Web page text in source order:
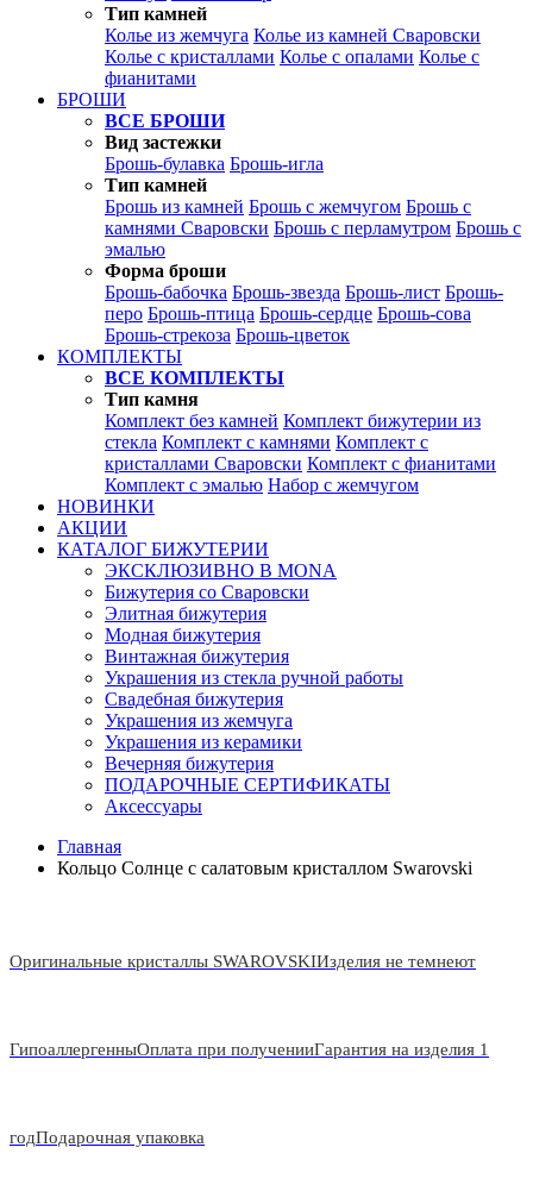
Тип камней
Колье из жемчуга Колье из камней Сваровски
Колье с кристаллами Колье с опалами Колье с
фианитами
БРОШИ
ВСЕ БРОШИ
Вид застежки
Брошь-булавка Брошь-игла
Тип камней
Брошь из камней Брошь с жемчугом Брошь с
камнями Сваровски Брошь с перламутром Брошь с
эмалью
Форма броши
Брошь-бабочка Брошь-звезда Брошь-лист Брошь-
перо Брошь-птица Брошь-сердце Брошь-сова
Брошь-стрекоза Брошь-цветок
КОМПЛЕКТЫ
ВСЕ КОМПЛЕКТЫ
Тип камня
Комплект без камней Комплект бижутерии из
стекла Комплект с камнями Комплект с
кристаллами Сваровски Комплект с фианитами
Комплект с эмалью Набор с жемчугом
НОВИНКИ
АКЦИИ
КАТАЛОГ БИЖУТЕРИИ
ЭКСКЛЮЗИВНО В MONA
Бижутерия со Сваровски
Элитная бижутерия
Модная бижутерия
Винтажная бижутерия
Украшения из стекла ручной работы
Свадебная бижутерия
Украшения из жемчуга
Украшения из керамики
Вечерняя бижутерия
ПОДАРОЧНЫЕ СЕРТИФИКАТЫ
Аксессуары
Главная
Кольцо Солнце с салатовым кристаллом Swarovski
Оригинальные кристаллы SWAROVSKIИзделия не темнеют
ГипоаллергенныОплата при полученииГарантия на изделия 1
годПодарочная упаковка